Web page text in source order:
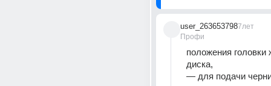
user_263653798
Профи
7лет
положения головки
диска,
— для подачи